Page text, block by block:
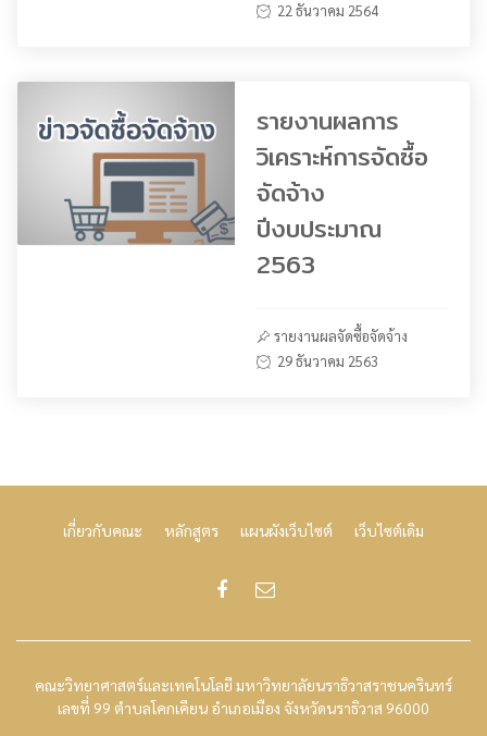
22 ธันวาคม 2564
รายงานผลการ
วิเคราะห์การจัดซื้อ
จัดจ้าง
ปีงบประมาณ
2563
รายงานผลจัดซื้อจัดจ้าง
29 ธันวาคม 2563
เกี่ยวกับคณะ หลักสูตร แผนผังเว็บไซต์ เว็บไซต์เดิม
คณะวิทยาศาสตร์และเทคโนโลยี มหาวิทยาลัยนราธิวาสราชนครินทร์
เลขที่ 99 ตำบลโคกเคียน อำเภอเมือง จังหวัดนราธิวาส 96000